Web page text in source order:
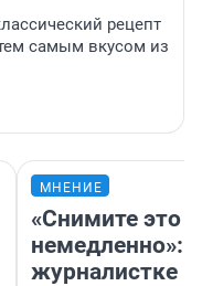
рецепт
самым вкусом из
МНЕНИЕ
«Снимите это
немедленно»:
журналистке